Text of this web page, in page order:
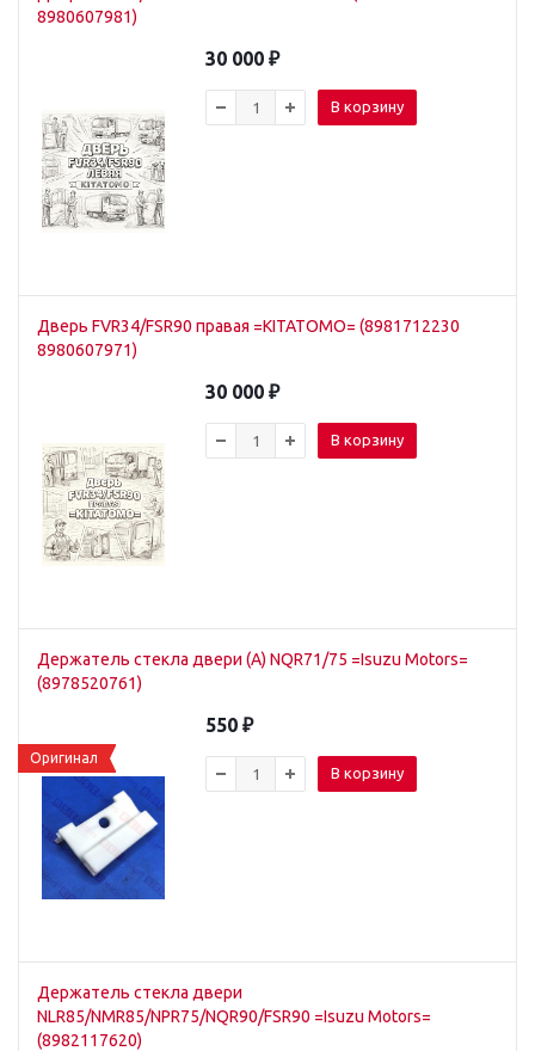
8980607981)
30 000 ₽
В корзину
Дверь FVR34/FSR90 правая =KITATOMO= (8981712230
8980607971)
30 000 ₽
В корзину
Держатель стекла двери (А) NQR71/75 =Isuzu Motors=
(8978520761)
Оригинал
550 ₽
В корзину
Держатель стекла двери
NLR85/NMR85/NPR75/NQR90/FSR90 =Isuzu Motors=
(8982117620)